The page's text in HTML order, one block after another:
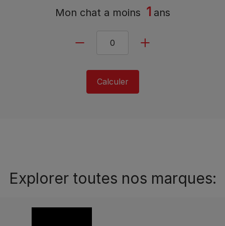
Mon chat a moins 1 ans
Calculer
Explorer toutes nos marques: